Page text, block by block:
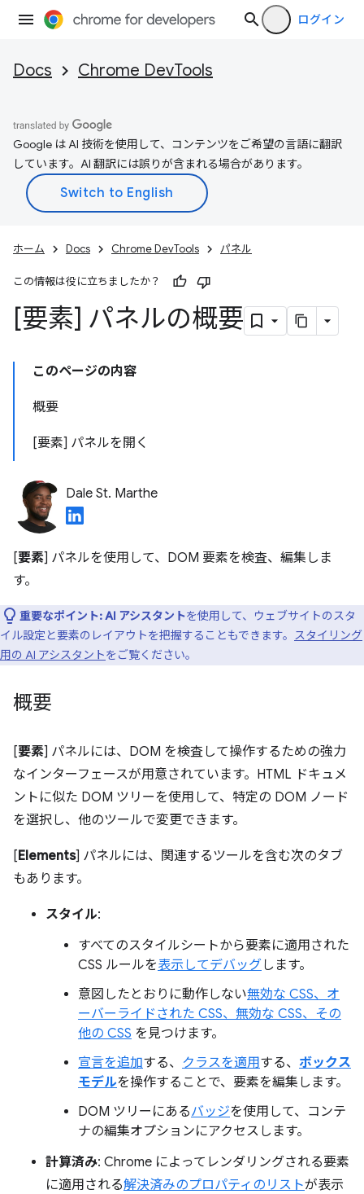
ログイン
Docs Chrome DevTools
Google は AI 技術を使用して、コンテンツをご希望の言語に翻訳
しています。AI 翻訳には誤りが含まれる場合があります。
ホーム Docs Chrome DevTools パネル
この情報は役に立ちましたか？
[要素] パネルの概要
このページの内容
概要
[要素] パネルを開く
Dale St. Marthe
[要素] パネルを使用して、DOM 要素を検査、編集しま
す。
重要なポイント:AI アシスタントを使用して、ウェブサイトのスタ
イル設定と要素のレイアウトを把握することもできます。 スタイリング
用の AI アシスタントをご覧ください。
概要
[要素] パネルには、DOM を検査して操作するための強力
なインターフェースが用意されています。HTML ドキュメ
ントに似た DOM ツリーを使用して、特定の DOM ノード
を選択し、他のツールで変更できます。
[Elements] パネルには、関連するツールを含む次のタブ
もあります。
スタイル:
すべてのスタイルシートから要素に適用された
CSS ルールを表示してデバッグします。
意図したとおりに動作しない無効な CSS、オ
ーバーライドされた CSS、無効な CSS、その
他の CSS を見つけます。
宣言を追加する、 クラスを適用する、 ボックス
モデルを操作することで、要素を編集します。
DOM ツリーにあるバッジを使用して、コンテ
ナの編集オプションにアクセスします。
計算済み: Chrome によってレンダリングされる要素
に適用される解決済みのプロパティのリストが表示